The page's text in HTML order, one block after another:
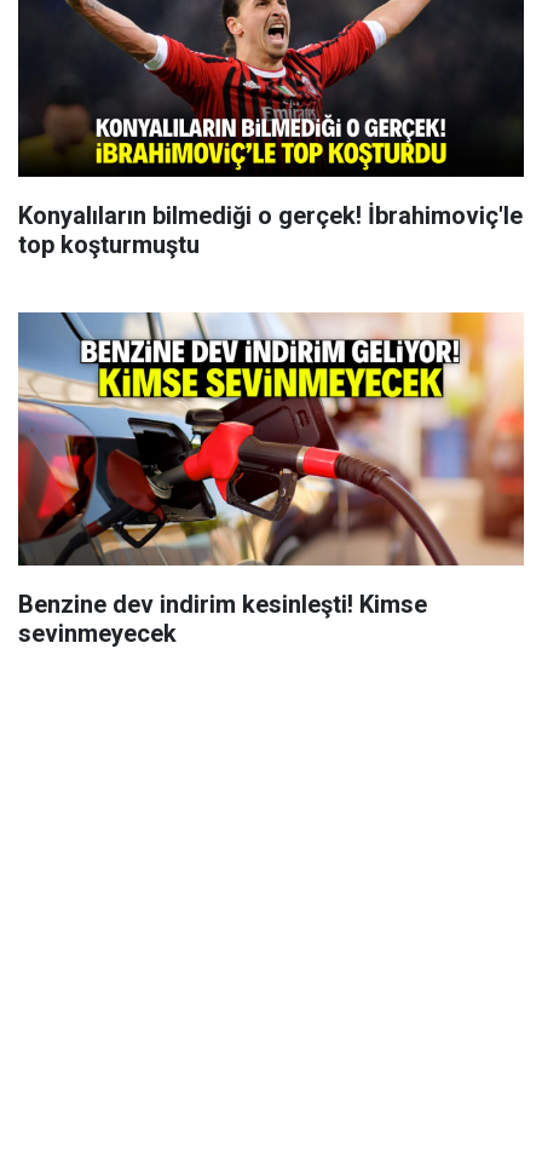
Konyalıların bilmediği o gerçek! İbrahimoviç'le
top koşturmuştu
Benzine dev indirim kesinleşti! Kimse
sevinmeyecek